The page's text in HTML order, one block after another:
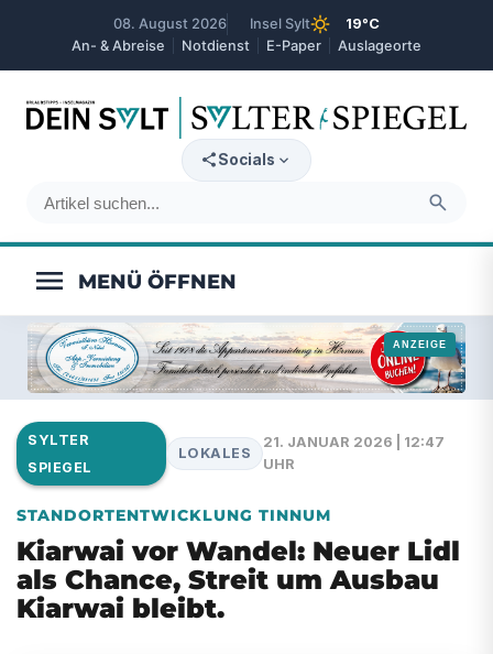
08. August 2026 Insel Syltsunny
19°C
An- & Abreise
Notdienst E-Paper Auslageorte
search
Socials expand_more
menu
SYLTER
SPIEGEL
LOKALES
21. JANUAR 2026 | 12:47
UHR
STANDORTENTWICKLUNG TINNUM
Kiarwai vor Wandel: Neuer Lidl
als Chance, Streit um Ausbau
Kiarwai bleibt.